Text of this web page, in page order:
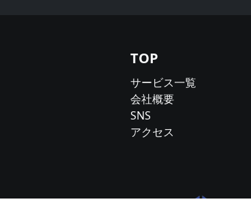
TOP
サービス一覧
会社概要
SNS
アクセス